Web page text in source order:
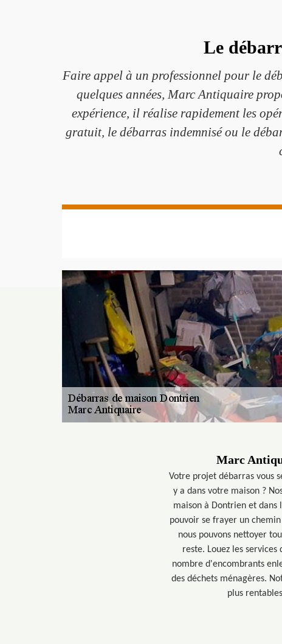
Le
Faire appel à un professionnel pour le
quelques années, Marc Antiquaire
expérience, il réalise rapidement les
gratuit, le débarras indemnisé ou le
Marc
Votre projet débarras vous
y a dans votre maison ?
maison à Dontrien et dans
pouvoir se frayer un
nous pouvons nettoyer
reste. Louez les
nombre d'encombrants
des déchets ménagères.
plus